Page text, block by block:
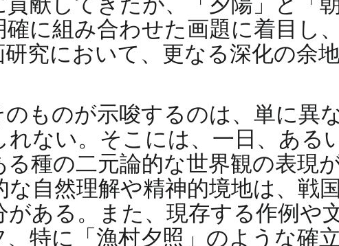
に組み合わせた画題に着目し
究において、更なる深化の余
のものが示唆するのは、単に異
ない。そこには、一日、ある
種の二元論的な世界観の表現
自然理解や精神的境地は、戦
ある。また、現存する作例や
、特に「漁村夕照」のような確